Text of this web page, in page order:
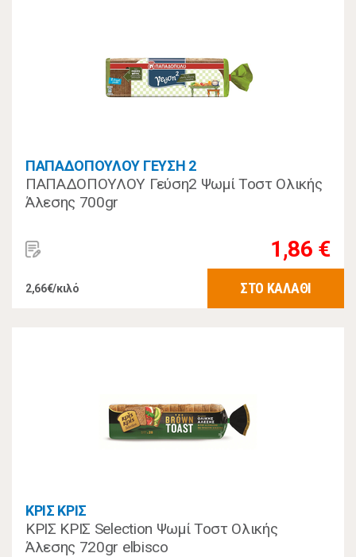
ΠΑΠΑΔΟΠΟΥΛΟΥ ΓΕΥΣΗ 2
ΠΑΠΑΔΟΠΟΥΛΟΥ Γεύση2 Ψωμί Τοστ Ολικής
Άλεσης 700gr
1,86 €
2,66€/κιλό ΣΤΟ ΚΑΛΑΘΙ
ΚΡΙΣ ΚΡΙΣ
ΚΡΙΣ ΚΡΙΣ Selection Ψωμί Τοστ Ολικής
Άλεσης 720gr elbisco